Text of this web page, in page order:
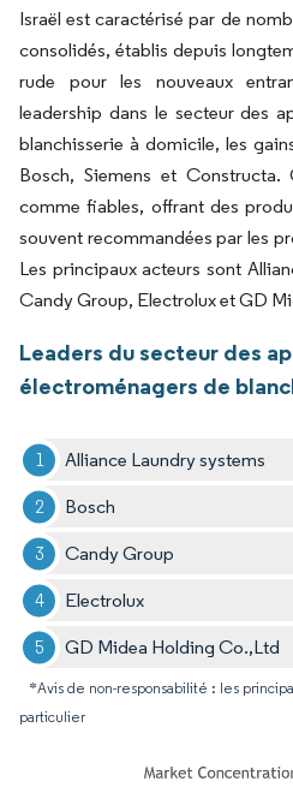
Israël est caractérisé par de
consolidés, établis depuis
rude pour les nouveaux
leadership dans le secteur des
blanchisserie à domicile, les
Bosch, Siemens et Constructa.
comme fiables, offrant des
souvent recommandées par les
Les principaux acteurs sont
Candy Group, Electrolux et GD
Leaders du secteur des
électroménagers de
Alliance Laundry systems
Bosch
Candy Group
Electrolux
GD Midea Holding Co.,Ltd
*Avis de non-responsabilité : les
particulier